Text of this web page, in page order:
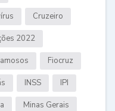
Cruzeiro
2022
Fiocruz
INSS IPI
Minas Gerais